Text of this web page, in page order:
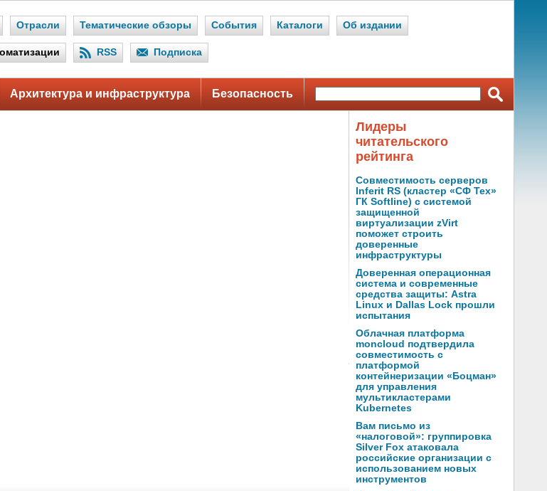
Отрасли Тематические обзоры События Каталоги Об издании
RSS Подписка
Архитектура и инфраструктура Безопасность
Лидеры
читательского
рейтинга
Совместимость серверов
Inferit RS (кластер «СФ Тех»
ГК Softline) с системой
защищенной
виртуализации zVirt
поможет строить
доверенные
инфраструктуры
Доверенная операционная
система и современные
средства защиты: Astra
Linux и Dallas Lock прошли
испытания
Облачная платформа
moncloud подтвердила
совместимость с
платформой
контейнеризации «Боцман»
для управления
мультикластерами
Kubernetes
Вам письмо из
«налоговой»: группировка
Silver Fox атаковала
российские организации с
использованием новых
инструментов